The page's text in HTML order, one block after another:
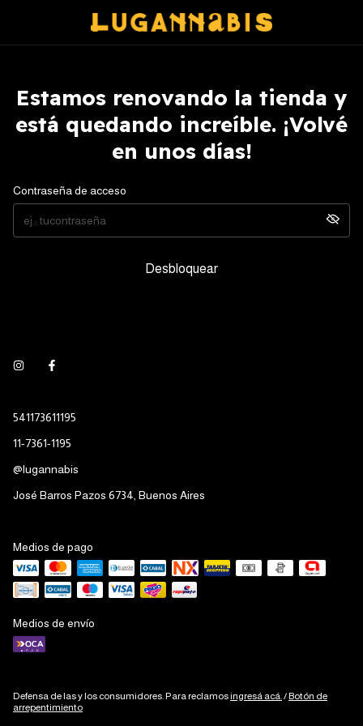
Estamos renovando la tienda y
está quedando increíble. ¡Volvé
en unos días!
Contraseña de acceso
Desbloquear
541173611195
11-7361-1195
@lugannabis
José Barros Pazos 6734, Buenos Aires
Medios de pago
Medios de envío
Defensa de las y los consumidores. Para reclamosingresá acá./Botón de
arrepentimiento